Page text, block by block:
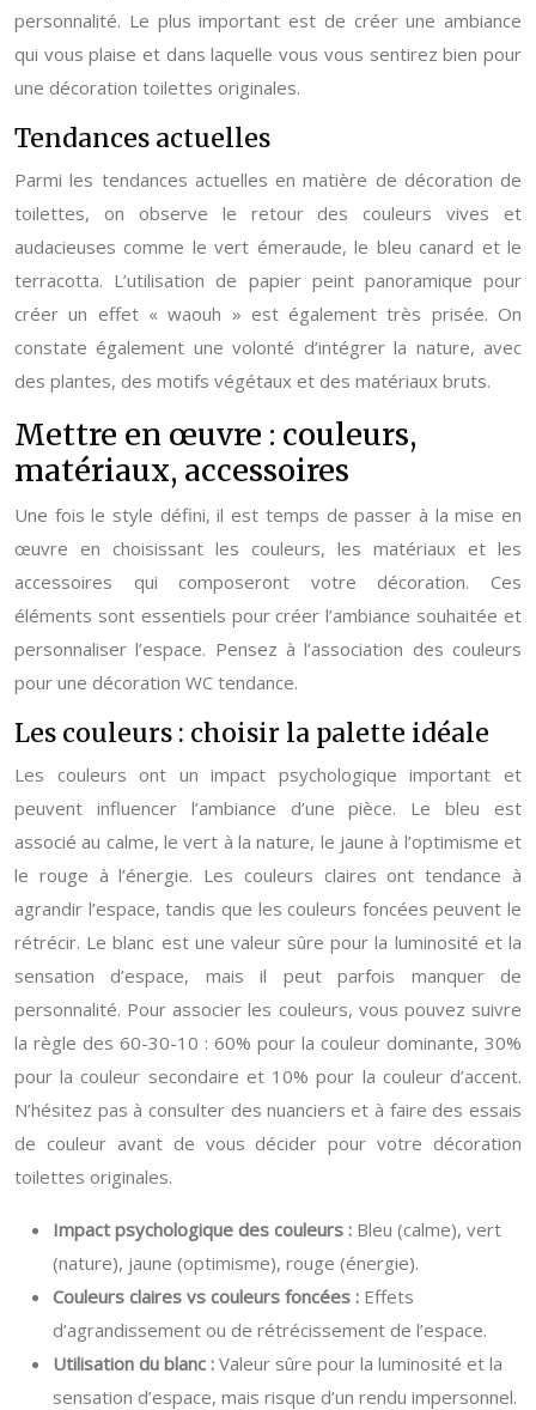
personnalité. Le plus important est de créer une ambiance
qui vous plaise et dans laquelle vous vous sentirez bien pour
une décoration toilettes originales.
Tendances actuelles
Parmi les tendances actuelles en matière de décoration de
toilettes, on observe le retour des couleurs vives et
audacieuses comme le vert émeraude, le bleu canard et le
terracotta. L’utilisation de papier peint panoramique pour
créer un effet « waouh » est également très prisée. On
constate également une volonté d’intégrer la nature, avec
des plantes, des motifs végétaux et des matériaux bruts.
Mettre en œuvre : couleurs,
matériaux, accessoires
Une fois le style défini, il est temps de passer à la mise en
œuvre en choisissant les couleurs, les matériaux et les
accessoires qui composeront votre décoration. Ces
éléments sont essentiels pour créer l’ambiance souhaitée et
personnaliser l’espace. Pensez à l’association des couleurs
pour une décoration WC tendance.
Les couleurs : choisir la palette idéale
Les couleurs ont un impact psychologique important et
peuvent influencer l’ambiance d’une pièce. Le bleu est
associé au calme, le vert à la nature, le jaune à l’optimisme et
le rouge à l’énergie. Les couleurs claires ont tendance à
agrandir l’espace, tandis que les couleurs foncées peuvent le
rétrécir. Le blanc est une valeur sûre pour la luminosité et la
sensation d’espace, mais il peut parfois manquer de
personnalité. Pour associer les couleurs, vous pouvez suivre
la règle des 60-30-10 : 60% pour la couleur dominante, 30%
pour la couleur secondaire et 10% pour la couleur d’accent.
N’hésitez pas à consulter des nuanciers et à faire des essais
de couleur avant de vous décider pour votre décoration
toilettes originales.
Impact psychologique des couleurs : Bleu (calme), vert
(nature), jaune (optimisme), rouge (énergie).
Couleurs claires vs couleurs foncées : Effets
d’agrandissement ou de rétrécissement de l’espace.
Utilisation du blanc : Valeur sûre pour la luminosité et la
sensation d’espace, mais risque d’un rendu impersonnel.